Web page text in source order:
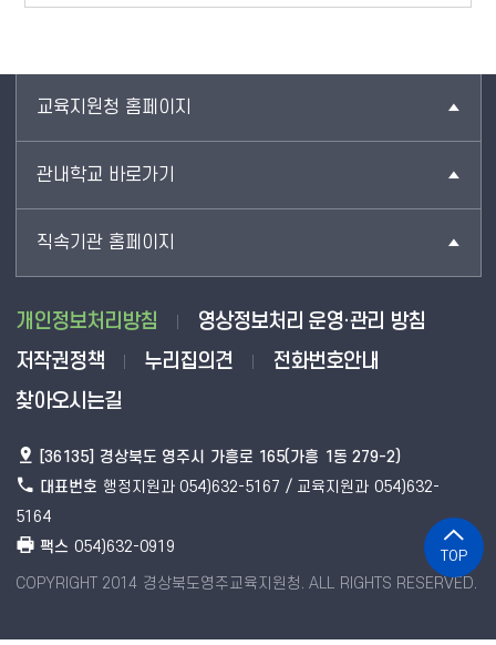
교육지원청 홈페이지
관내학교 바로가기
직속기관 홈페이지
개인정보처리방침
영상정보처리 운영·관리 방침
저작권정책
누리집의견
전화번호안내
찾아오시는길
[36135] 경상북도 영주시 가흥로 165(가흥 1동 279-2)
대표번호 행정지원과 054)632-5167 / 교육지원과 054)632-
5164
팩스 054)632-0919
COPYRIGHT 2014 경상북도영주교육지원청. ALL RIGHTS RESERVED.
TOP